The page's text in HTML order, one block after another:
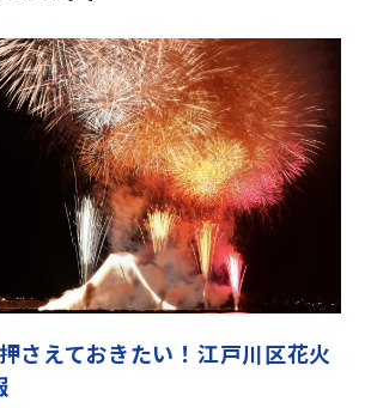
さえておきたい！江戸川区花火